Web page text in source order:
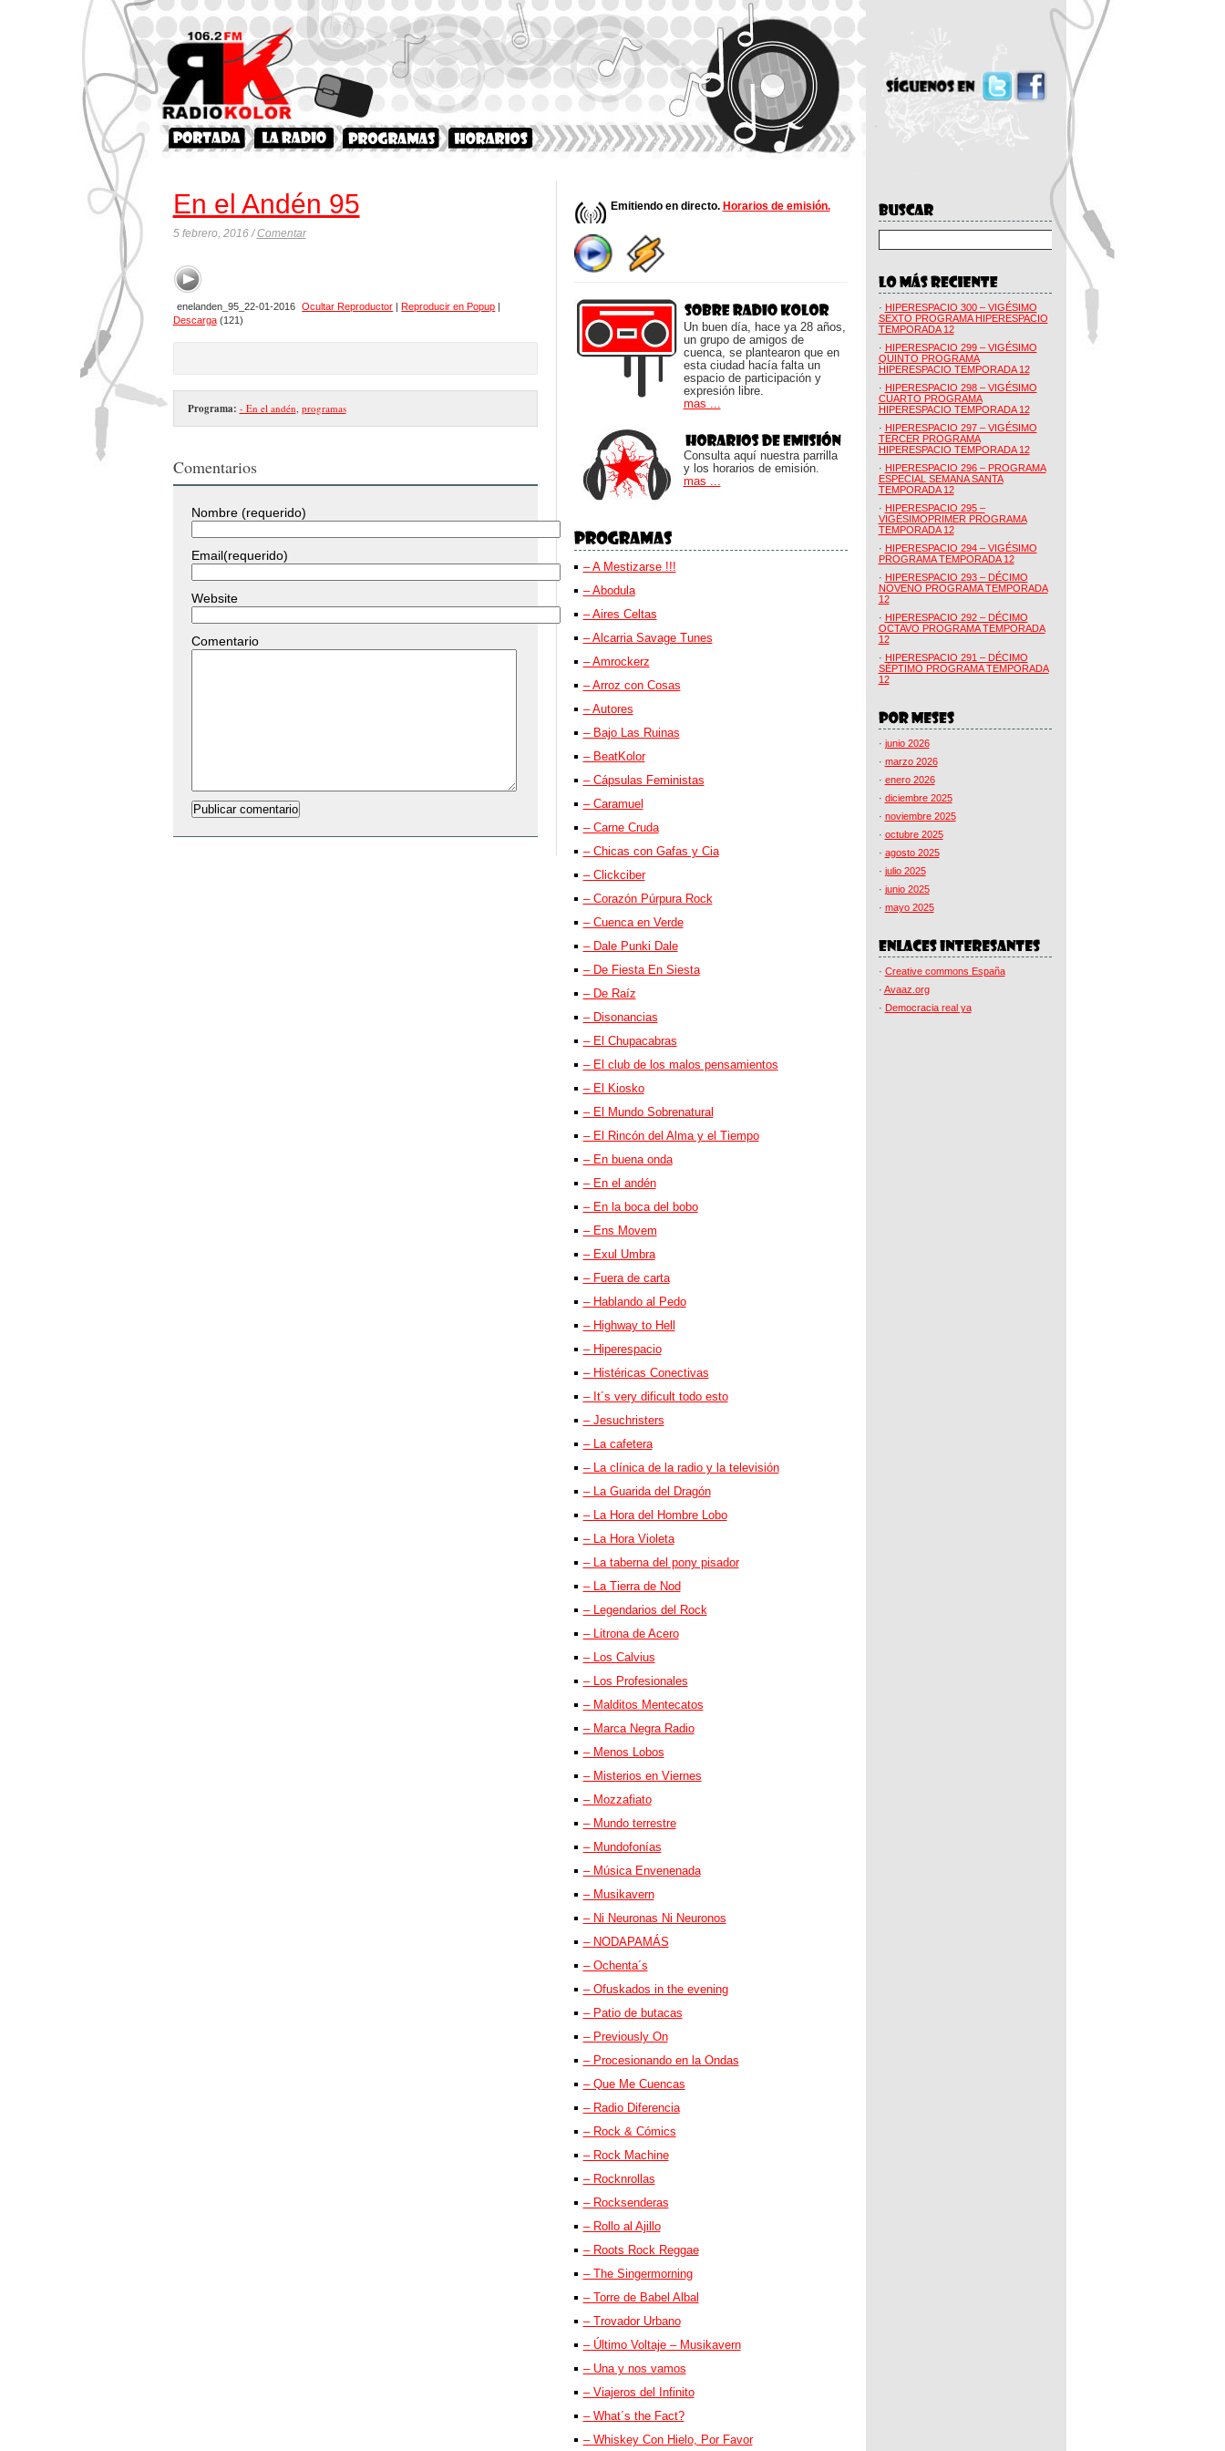
En el Andén 95
5 febrero, 2016 /Comentar
enelanden_95_22-01-2016 Ocultar Reproductor |Reproducir en Popup |
Descarga(121)
Programa: - En el andén programas
Comentarios
Nombre (requerido)
Email(requerido)
Website
Comentario
Emitiendo en directo. Horarios de emisión.
Un buen día, hace ya 28 años,
un grupo de amigos de
cuenca, se plantearon que en
esta ciudad hacía falta un
espacio de participación y
expresión libre.
mas ...
Consulta aquí nuestra parrilla
y los horarios de emisión.
mas ...
– A Mestizarse !!!
– Abodula
– Aires Celtas
– Alcarria Savage Tunes
– Amrockerz
– Arroz con Cosas
– Autores
– Bajo Las Ruinas
– BeatKolor
– Cápsulas Feministas
– Caramuel
– Carne Cruda
– Chicas con Gafas y Cia
– Clickciber
– Corazón Púrpura Rock
– Cuenca en Verde
– Dale Punki Dale
– De Fiesta En Siesta
– De Raíz
– Disonancias
– El Chupacabras
– El club de los malos pensamientos
– El Kiosko
– El Mundo Sobrenatural
– El Rincón del Alma y el Tiempo
– En buena onda
– En el andén
– En la boca del bobo
– Ens Movem
– Exul Umbra
– Fuera de carta
– Hablando al Pedo
– Highway to Hell
– Hiperespacio
– Histéricas Conectivas
– It´s very dificult todo esto
– Jesuchristers
– La cafetera
– La clínica de la radio y la televisión
– La Guarida del Dragón
– La Hora del Hombre Lobo
– La Hora Violeta
– La taberna del pony pisador
– La Tierra de Nod
– Legendarios del Rock
– Litrona de Acero
– Los Calvius
– Los Profesionales
– Malditos Mentecatos
– Marca Negra Radio
– Menos Lobos
– Misterios en Viernes
– Mozzafiato
– Mundo terrestre
– Mundofonías
– Música Envenenada
– Musikavern
– Ni Neuronas Ni Neuronos
– NODAPAMÁS
– Ochenta´s
– Ofuskados in the evening
– Patio de butacas
– Previously On
– Procesionando en la Ondas
– Que Me Cuencas
– Radio Diferencia
– Rock & Cómics
– Rock Machine
– Rocknrollas
– Rocksenderas
– Rollo al Ajillo
– Roots Rock Reggae
– The Singermorning
– Torre de Babel Albal
– Trovador Urbano
– Último Voltaje – Musikavern
– Una y nos vamos
– Viajeros del Infinito
– What´s the Fact?
– Whiskey Con Hielo, Por Favor
· HIPERESPACIO 300 – VIGÉSIMO
SEXTO PROGRAMA HIPERESPACIO
TEMPORADA 12
· HIPERESPACIO 299 – VIGÉSIMO
QUINTO PROGRAMA
HIPERESPACIO TEMPORADA 12
· HIPERESPACIO 298 – VIGÉSIMO
CUARTO PROGRAMA
HIPERESPACIO TEMPORADA 12
· HIPERESPACIO 297 – VIGÉSIMO
TERCER PROGRAMA
HIPERESPACIO TEMPORADA 12
· HIPERESPACIO 296 – PROGRAMA
ESPECIAL SEMANA SANTA
TEMPORADA 12
· HIPERESPACIO 295 –
VIGÉSIMOPRIMER PROGRAMA
TEMPORADA 12
· HIPERESPACIO 294 – VIGÉSIMO
PROGRAMA TEMPORADA 12
· HIPERESPACIO 293 – DÉCIMO
NOVENO PROGRAMA TEMPORADA
12
· HIPERESPACIO 292 – DÉCIMO
OCTAVO PROGRAMA TEMPORADA
12
· HIPERESPACIO 291 – DÉCIMO
SÉPTIMO PROGRAMA TEMPORADA
12
· junio 2026
· marzo 2026
· enero 2026
· diciembre 2025
· noviembre 2025
· octubre 2025
· agosto 2025
· julio 2025
· junio 2025
· mayo 2025
· Creative commons España
· Avaaz.org
· Democracia real ya